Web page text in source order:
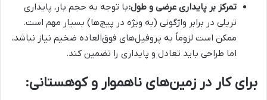
تمرکز بر پایداری عرضی و طول:با توجه به حجم بار، پایداری
تریلی در برابر واژگونی (به ویژه در پیچ‌ها) بسیار مهم است.
ممکن است لزوماً به پروفیل‌های فوق‌العاده ضخیم نیاز نباشد،
اما طراحی باید تعادل و پایداری را تضمین کند.
برای کار در زمین‌های ناهموار و کوهستانی: